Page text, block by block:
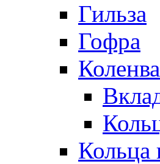
Гильза
Гофра
Кольца